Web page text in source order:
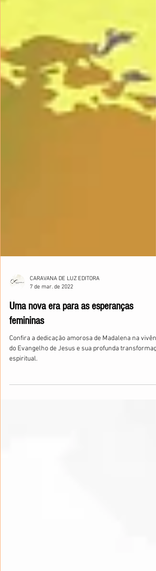
CARAVANA DE LUZ EDITORA
7 de mar. de 2022
Uma nova era para as esperanças
femininas
Confira a dedicação amorosa de Madalena na
espiritual.